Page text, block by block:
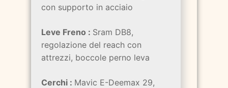
con supporto in acciaio
Leve Freno : Sram DB8,
regolazione del reach con
attrezzi, boccole perno leva
Cerchi : Mavic E-Deemax 29,